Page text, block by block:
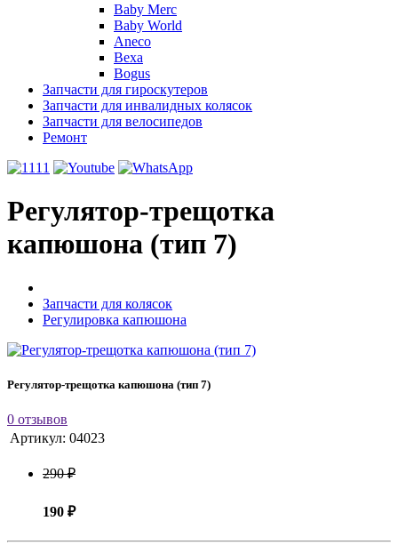
Baby Merc
Baby World
Aneco
Bexa
Bogus
Запчасти для гироскутеров
Запчасти для инвалидных колясок
Запчасти для велосипедов
Ремонт
Регулятор-трещотка
капюшона (тип 7)
Запчасти для колясок
Регулировка капюшона
Регулятор-трещотка капюшона (тип 7)
0 отзывов
Артикул: 04023
290 ₽
190 ₽